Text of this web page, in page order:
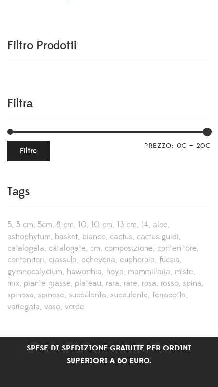
Filtro Prodotti
Filtra
Filtro PREZZO: 0€ — 20€
Tags
5 5 cm 5cm 8 cm 10 10 cm 13 cm 14 aloe
astrophytum basket bianco cactus cactus guidi
catalogata catalogate cm composizione contenitore
contenitori crassula echeveria euphorbia fucsia
gymnocalycium haworthia hoya mammillaria miste
mix piante grasse plateau rara rare rosa rosso spina
spinosa spinose succulenta succulente terracotta
variegata vaso verde
SPESE DI SPEDIZIONE GRATUITE PER ORDINI
SUPERIORI A 60 EURO.